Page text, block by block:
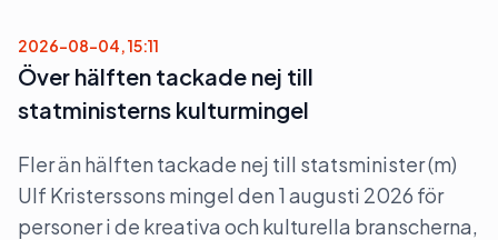
2026-08-04, 15:11
Över hälften tackade nej till
statministerns kulturmingel
Fler än hälften tackade nej till statsminister (m)
Ulf Kristerssons mingel den 1 augusti 2026 för
personer i de kreativa och kulturella branscherna,